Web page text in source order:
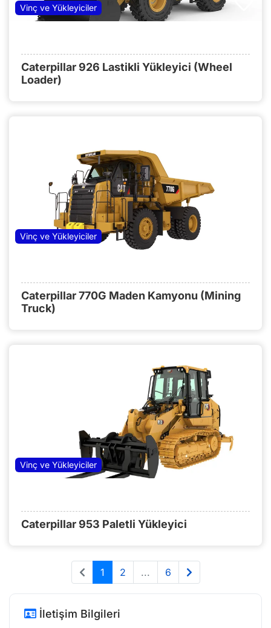
Vinç ve Yükleyiciler
Caterpillar 926 Lastikli Yükleyici (Wheel
Loader)
Vinç ve Yükleyiciler
Caterpillar 770G Maden Kamyonu (Mining
Truck)
Vinç ve Yükleyiciler
Caterpillar 953 Paletli Yükleyici
1 2 ... 6
İletişim Bilgileri